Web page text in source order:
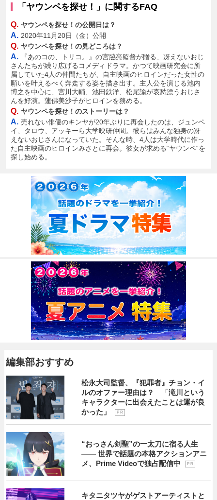
「ヤウンペを探せ！」に関するFAQ
Q. ヤウンペを探せ！の公開日は？
A. 2020年11月20日（金）公開
Q. ヤウンペを探せ！の見どころは？
A.
『あのコの、トリコ。』の宮脇亮監督が贈る、冴えないおじ
さんたちが繰り広げるコメディドラマ。かつて映画研究会に所
属していた4人の仲間たちが、自主映画のヒロインだった女性の
願いを叶えるべく奔走する姿を描き出す。主人公を演じる池内
博之を中心に、宮川大輔、池田鉄洋、松尾諭が哀愁漂うおじさ
んを好演。蓮佛美沙子がヒロインを務める。
Q. ヤウンペを探せ！のストーリーは？
A. 売れない俳優のキンヤが20年ぶりに再会したのは、ジュンペ
イ、タロウ、アッキーら大学映研仲間。彼らはみんな独身の冴
えないおじさんになっていた。そんな時、4人は大学時代に作っ
た自主映画のヒロインみさとに再会。彼女が求める“ヤウンペ“を
探し始める。
編集部おすすめ
松永大司監督、『犯罪者』チョン・イ
ルのオファー理由は？ 「滝川という
キャラクターに出会えたことは運が良
かった」
P R
“おっさん剣聖”の一太刀に宿る人生
―― 世界で話題の本格アクションアニ
メ、Prime Videoで独占配信中
P R
キタニタツヤがゲストアーティストと